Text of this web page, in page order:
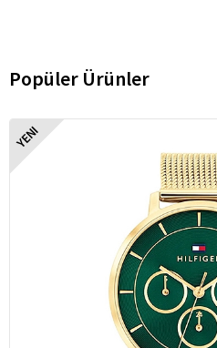
Popüler Ürünler
YENI